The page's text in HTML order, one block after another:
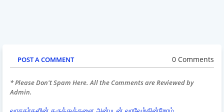
POST A COMMENT 0 Comments
* Please Don't Spam Here. All the Comments are Reviewed by
Admin.